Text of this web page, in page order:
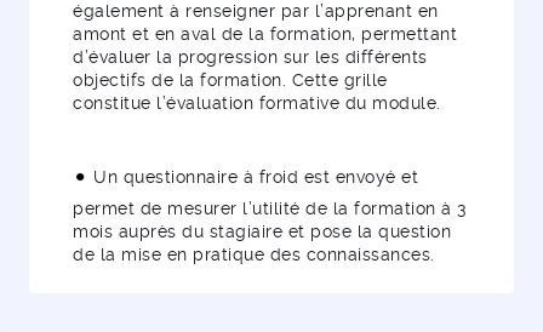
également à renseigner par l’apprenant en
amont et en aval de la formation, permettant
d’évaluer la progression sur les différents
objectifs de la formation. Cette grille
constitue l’évaluation formative du module.
Un questionnaire à froid est envoyé et
permet de mesurer l’utilité de la formation à 3
mois auprès du stagiaire et pose la question
de la mise en pratique des connaissances.